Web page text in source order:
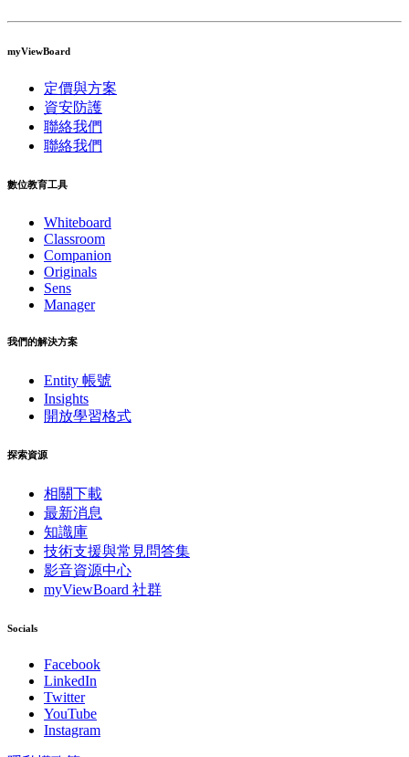
myViewBoard
定價與方案
資安防護
聯絡我們
聯絡我們
數位教育工具
Whiteboard
Classroom
Companion
Originals
Sens
Manager
我們的解決方案
Entity 帳號
Insights
開放學習格式
探索資源
相關下載
最新消息
知識庫
技術支援與常見問答集
影音資源中心
myViewBoard 社群
Socials
Facebook
LinkedIn
Twitter
YouTube
Instagram